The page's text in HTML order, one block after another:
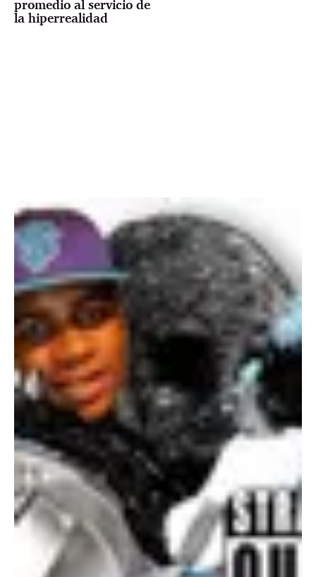
promedio al servicio de
la hiperrealidad